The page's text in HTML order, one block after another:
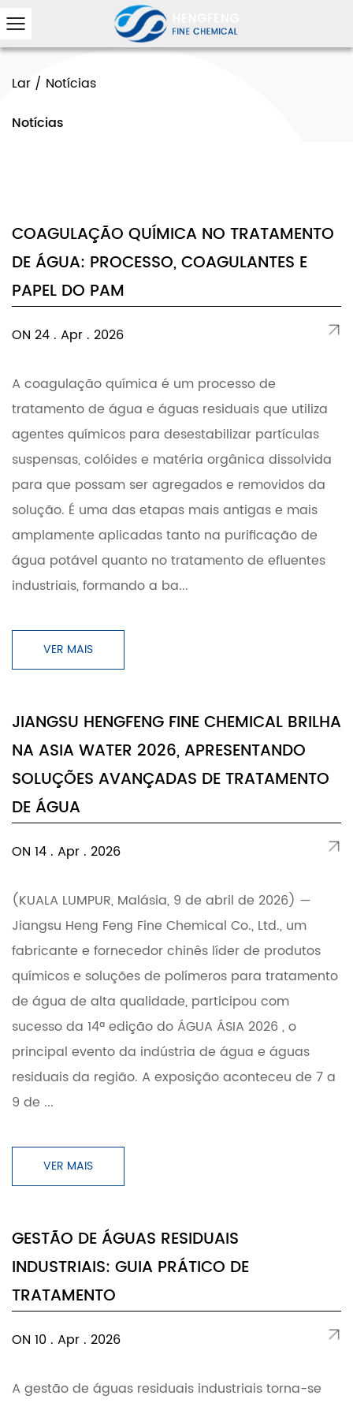
Lar / Notícias
Notícias
COAGULAÇÃO QUÍMICA NO TRATAMENTO
DE ÁGUA: PROCESSO, COAGULANTES E
PAPEL DO PAM
ON 24 . Apr . 2026
A coagulação química é um processo de
tratamento de água e águas residuais que utiliza
agentes químicos para desestabilizar partículas
suspensas, colóides e matéria orgânica dissolvida
para que possam ser agregados e removidos da
solução. É uma das etapas mais antigas e mais
amplamente aplicadas tanto na purificação de
água potável quanto no tratamento de efluentes
industriais, formando a ba...
VER MAIS
JIANGSU HENGFENG FINE CHEMICAL BRILHA
NA ASIA WATER 2026, APRESENTANDO
SOLUÇÕES AVANÇADAS DE TRATAMENTO
DE ÁGUA
ON 14 . Apr . 2026
(KUALA LUMPUR, Malásia, 9 de abril de 2026) —
Jiangsu Heng Feng Fine Chemical Co., Ltd., um
fabricante e fornecedor chinês líder de produtos
químicos e soluções de polímeros para tratamento
de água de alta qualidade, participou com
sucesso da 14ª edição do ÁGUA ÁSIA 2026 , o
principal evento da indústria de água e águas
residuais da região. A exposição aconteceu de 7 a
9 de ...
VER MAIS
GESTÃO DE ÁGUAS RESIDUAIS
INDUSTRIAIS: GUIA PRÁTICO DE
TRATAMENTO
ON 10 . Apr . 2026
A gestão de águas residuais industriais torna-se